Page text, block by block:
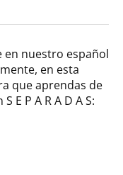
en nuestro español
en esta
que aprendas de
E P A R A D A S: